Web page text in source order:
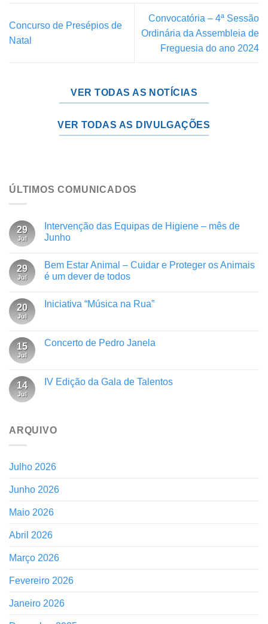
Concurso de Presépios de
Natal
Convocatória – 4ª Sessão
Ordinária da Assembleia de
Freguesia do ano 2024
VER TODAS AS NOTÍCIAS
VER TODAS AS DIVULGAÇÕES
ÚLTIMOS COMUNICADOS
29
Jul
Intervenção das Equipas de Higiene – mês de
Junho
29
Jul
Bem Estar Animal – Cuidar e Proteger os Animais
é um dever de todos
20
Jul
Iniciativa “Música na Rua”
15
Jul
Concerto de Pedro Janela
14
Jul
IV Edição da Gala de Talentos
ARQUIVO
Julho 2026
Junho 2026
Maio 2026
Abril 2026
Março 2026
Fevereiro 2026
Janeiro 2026